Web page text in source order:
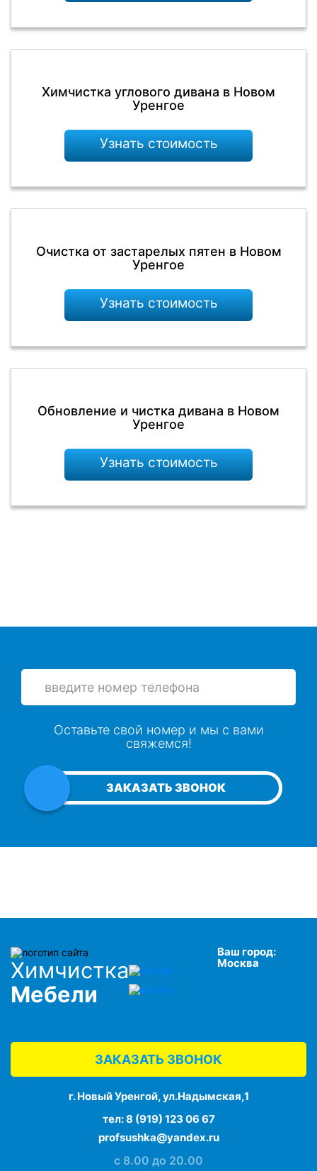
Химчистка углового дивана в Новом
Уренгое
Узнать стоимость
Очистка от застарелых пятен в Новом
Уренгое
Узнать стоимость
Обновление и чистка дивана в Новом
Уренгое
Узнать стоимость
ЗАКАЗАТЬ ЗВОНОК
Оставьте свой номер и мы с вами
свяжемся!
Химчистка
Мебели
Ваш город:
Москва
ЗАКАЗАТЬ ЗВОНОК
г. Новый Уренгой, ул.Надымская,1
тел:8 (919) 123 06 67
profsushka@yandex.ru
с 8.00 до 20.00